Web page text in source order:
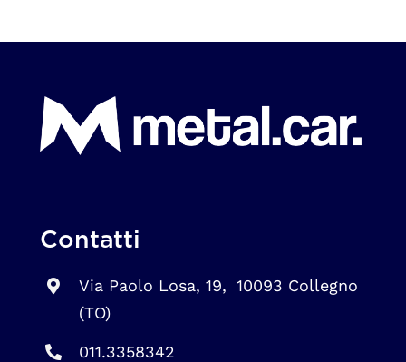
Contatti
Via Paolo Losa, 19, 10093 Collegno
(TO)
011.3358342